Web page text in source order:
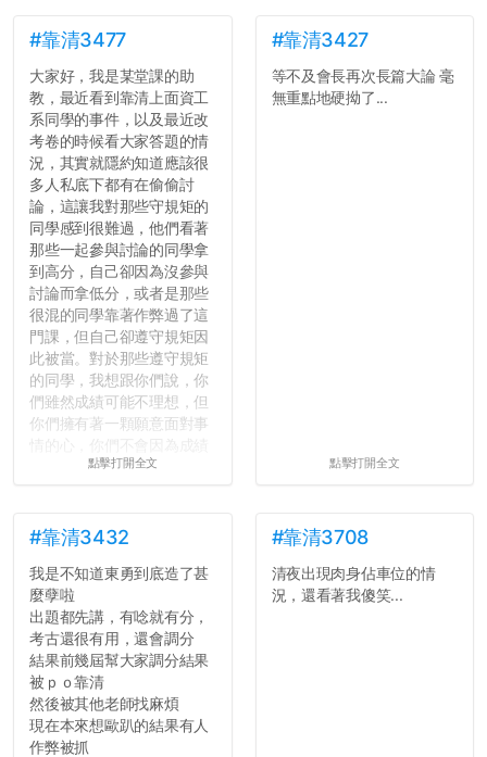
#靠清3477
大家好，我是某堂課的助
教，最近看到靠清上面資工
系同學的事件，以及最近改
考卷的時候看大家答題的情
況，其實就隱約知道應該很
多人私底下都有在偷偷討
論，這讓我對那些守規矩的
同學感到很難過，他們看著
那些一起參與討論的同學拿
到高分，自己卻因為沒參與
討論而拿低分，或者是那些
很混的同學靠著作弊過了這
門課，但自己卻遵守規矩因
此被當。對於那些遵守規矩
的同學，我想跟你們說，你
們雖然成績可能不理想，但
你們擁有著一顆願意面對事
壓力而選擇逃避(作弊)，在
績無法體現你們的努力，但
往後你們正直的態度一定會
讓你們在社會上適應得更
好。最後，那些作弊的同
學，你們要瞭解到作弊對你
們而言是沒有任何好處的，
大學是你們唯一可以勇敢認
錯但不需要付出太大代價的
地方，你們在這時候如果不
會學會...
點擊打開全文
#靠清3427
等不及會長再次長篇大論 毫
無重點地硬拗了...
點擊打開全文
#靠清3432
我是不知道東勇到底造了甚
麼孽啦
出題都先講，有唸就有分，
考古還很有用，還會調分
結果前幾屆幫大家調分結果
被ｐｏ靠清
然後被其他老師找麻煩
現在本來想歐趴的結果有人
作弊被抓
#靠清3708
清夜出現肉身佔車位的情
況，還看著我傻笑...